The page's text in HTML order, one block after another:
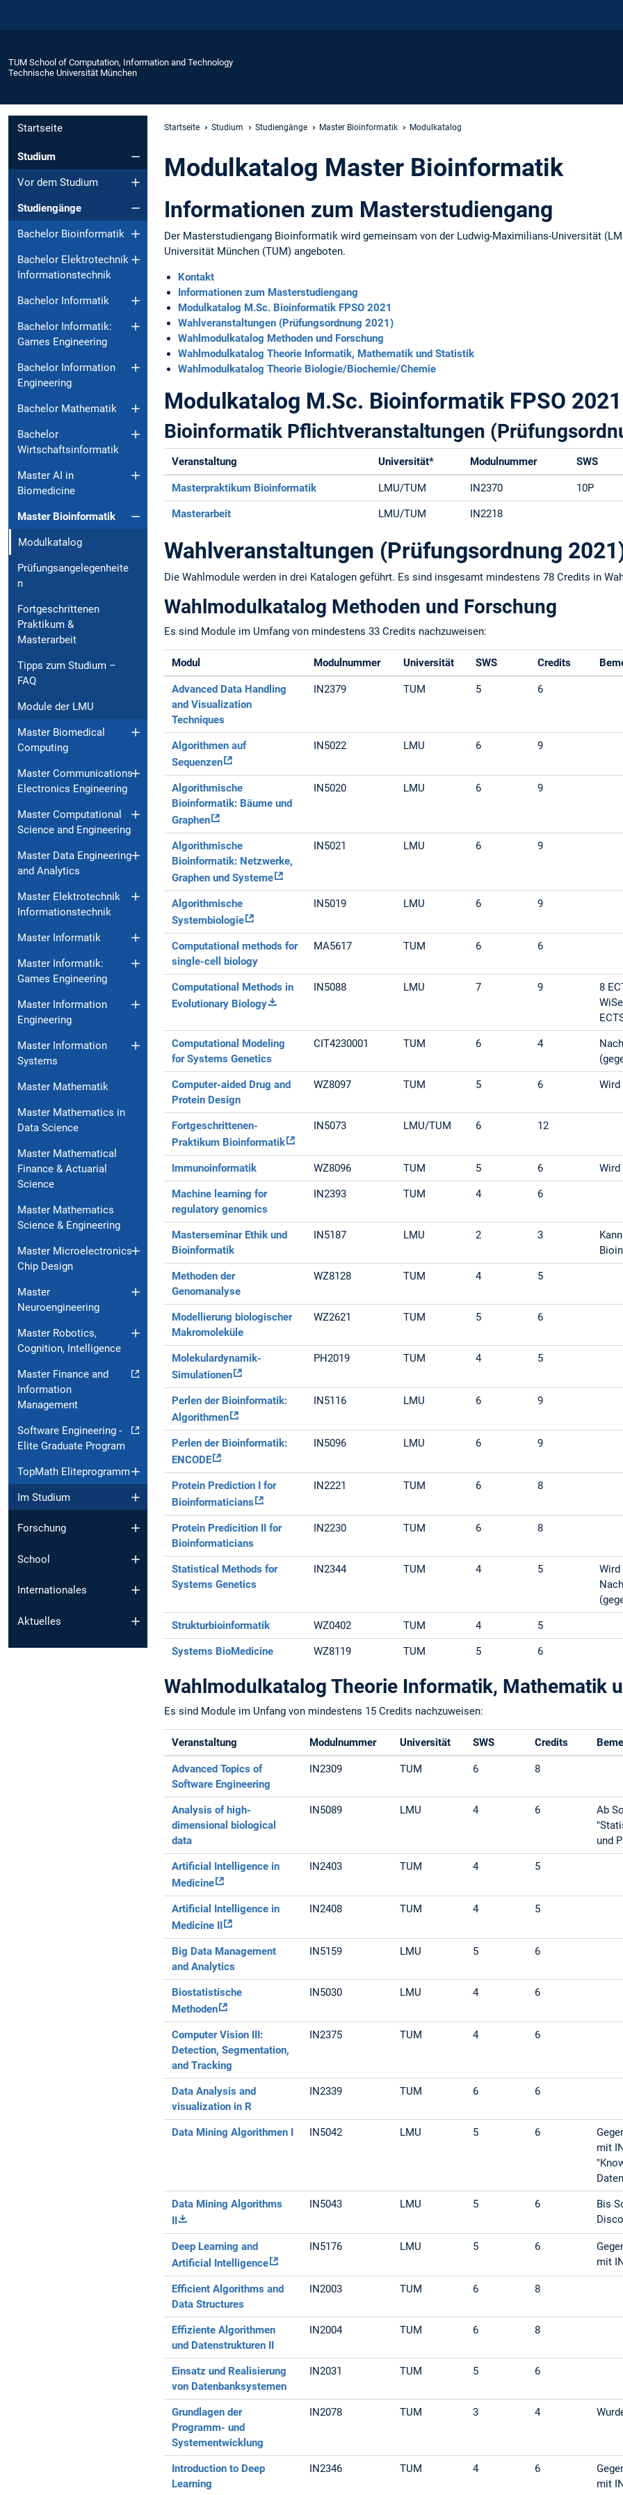
TUM School of Computation, Information and Technology
Technische Universität München
Startseite
Studium
Vor dem Studium
Studiengänge
Bachelor Bioinformatik
Bachelor Elektrotechnik
Informationstechnik
Bachelor Informatik
Bachelor Informatik:
Games Engineering
Bachelor Information
Engineering
Bachelor Mathematik
Bachelor
Wirtschaftsinformatik
Master AI in
Biomedicine
Master Bioinformatik
Modulkatalog
Prüfungsangelegenheite
n
Fortgeschrittenen
Praktikum &
Masterarbeit
Tipps zum Studium –
FAQ
Module der LMU
Master Biomedical
Computing
Master Communications
Electronics Engineering
Master Computational
Science and Engineering
Master Data Engineering
and Analytics
Master Elektrotechnik
Informationstechnik
Master Informatik
Master Informatik:
Games Engineering
Master Information
Engineering
Master Information
Systems
Master Mathematik
Master Mathematics in
Data Science
Master Mathematical
Finance & Actuarial
Science
Master Mathematics
Science & Engineering
Master Microelectronics
Chip Design
Master
Neuroengineering
Master Robotics,
Cognition, Intelligence
Master Finance and
Information
Management
Software Engineering -
Elite Graduate Program
TopMath Eliteprogramm
Im Studium
Forschung
School
Internationales
Aktuelles
Startseite Studium Studiengänge Master Bioinformatik Modulkatalog
Modulkatalog Master Bioinformatik
Informationen zum Masterstudiengang
Der Masterstudiengang Bioinformatik wird gemeinsam von der Ludwig-Maximilians-Universität
Universität München (TUM) angeboten.
Kontakt
Informationen zum Masterstudiengang
Modulkatalog M.Sc. Bioinformatik FPSO 2021
Wahlveranstaltungen (Prüfungsordnung 2021)
Wahlmodulkatalog Methoden und Forschung
Wahlmodulkatalog Theorie Informatik, Mathematik und Statistik
Wahlmodulkatalog Theorie Biologie/Biochemie/Chemie
Modulkatalog M.Sc. Bioinformatik FPSO 2021
Bioinformatik Pflichtveranstaltungen
Veranstaltung Universität* Modulnummer SWS
Masterpraktikum Bioinformatik LMU/TUM IN2370 10P
Masterarbeit LMU/TUM IN2218
Wahlveranstaltungen (Prüfungsordnung
Die Wahlmodule werden in drei Katalogen geführt. Es sind insgesamt mindestens 78 Credits in
Wahlmodulkatalog Methoden und Forschung
Es sind Module im Umfang von mindestens 33 Credits nachzuweisen:
Modul Modulnummer Universität SWS Credits
Advanced Data Handling
and Visualization
Techniques
IN2379 TUM 5 6
Algorithmen auf
Sequenzen
IN5022 LMU 6 9
Algorithmische
Bioinformatik: Bäume und
Graphen
IN5020 LMU 6 9
Algorithmische
Bioinformatik: Netzwerke,
Graphen und Systeme
IN5021 LMU 6 9
Algorithmische
Systembiologie
IN5019 LMU 6 9
Computational methods for
single-cell biology
MA5617 TUM 6 6
Computational Methods in
Evolutionary Biology
IN5088 LMU 7 9
8
Computational Modeling
for Systems Genetics
CIT4230001 TUM 6 4
Computer-aided Drug and
Protein Design
WZ8097 TUM 5 6
Fortgeschrittenen-
Praktikum Bioinformatik
IN5073 LMU/TUM 6 12
Immunoinformatik WZ8096 TUM 5 6
Machine learning for
regulatory genomics
IN2393 TUM 4 6
Masterseminar Ethik und
Bioinformatik
IN5187 LMU 2 3
Methoden der
Genomanalyse
WZ8128 TUM 4 5
Modellierung biologischer
Makromoleküle
WZ2621 TUM 5 6
Molekulardynamik-
Simulationen
PH2019 TUM 4 5
Perlen der Bioinformatik:
Algorithmen
IN5116 LMU 6 9
Perlen der Bioinformatik:
ENCODE
IN5096 LMU 6 9
Protein Prediction I for
Bioinformaticians
IN2221 TUM 6 8
Protein Predicition II for
Bioinformaticians
IN2230 TUM 6 8
Statistical Methods for
Systems Genetics
IN2344 TUM 4 5
Strukturbioinformatik WZ0402 TUM 4 5
Systems BioMedicine WZ8119 TUM 5 6
Wahlmodulkatalog Theorie Informatik, Mathematik
Es sind Module im Unfang von mindestens 15 Credits nachzuweisen:
Veranstaltung Modulnummer Universität SWS Credits
Advanced Topics of
Software Engineering
IN2309 TUM 6 8
Analysis of high-
dimensional biological
data
IN5089 LMU 4 6
Ab
und
Artificial Intelligence in
Medicine
IN2403 TUM 4 5
Artificial Intelligence in
Medicine II
IN2408 TUM 4 5
Big Data Management
and Analytics
IN5159 LMU 5 6
Biostatistische
Methoden
IN5030 LMU 4 6
Computer Vision III:
Detection, Segmentation,
and Tracking
IN2375 TUM 4 6
Data Analysis and
visualization in R
IN2339 TUM 6 6
Data Mining Algorithmen I IN5042 LMU 5 6
mit
Data Mining Algorithms
IN5043 LMU 5 6
Bis
Deep Learning and
Artificial Intelligence
IN5176 LMU 5 6
mit
Efficient Algorithms and
Data Structures
IN2003 TUM 6 8
Effiziente Algorithmen
und Datenstrukturen II
IN2004 TUM 6 8
Einsatz und Realisierung
von Datenbanksystemen
IN2031 TUM 5 6
Grundlagen der
Programm- und
Systementwicklung
IN2078 TUM 3 4
Introduction to Deep
Learning
IN2346 TUM 4 6
mit